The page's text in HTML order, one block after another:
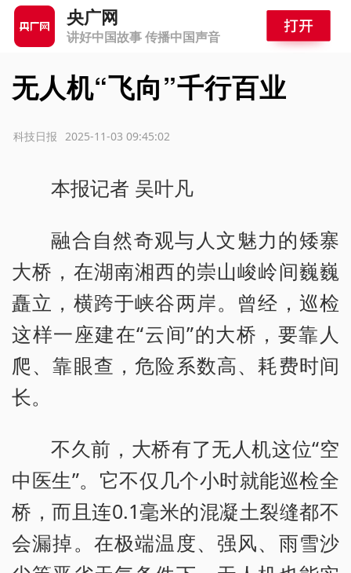
央广网
讲好中国故事 传播中国声音
无人机“飞向”千行百业
2025-11-03 09:45:02
科技日报
本报记者 吴叶凡
融合自然奇观与人文魅力的矮寨
大桥，在湖南湘西的崇山峻岭间巍巍
矗立，横跨于峡谷两岸。曾经，巡检
这样一座建在“云间”的大桥，要靠人
爬、靠眼查，危险系数高、耗费时间
长。
不久前，大桥有了无人机这位“空
中医生”。它不仅几个小时就能巡检全
桥，而且连0.1毫米的混凝土裂缝都不
会漏掉。在极端温度、强风、雨雪沙